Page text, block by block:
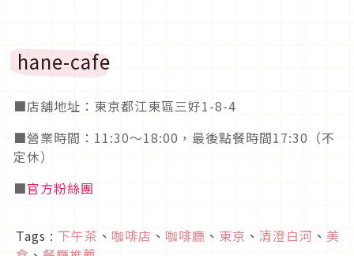
hane-cafe
■店舖地址：東京都江東區三好1-8-4
■營業時間：11:30～18:00，最後點餐時間17:30（不
定休）
■官方粉絲團
Tags : 下午茶 、 咖啡店 、 咖啡廳 、 東京 、 清澄白河 、 美